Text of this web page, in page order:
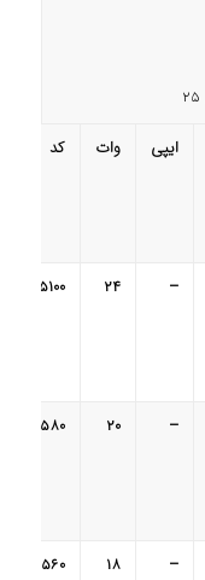
ایپی وات کد
–
24
25100
–
20
2580
–
18
2560